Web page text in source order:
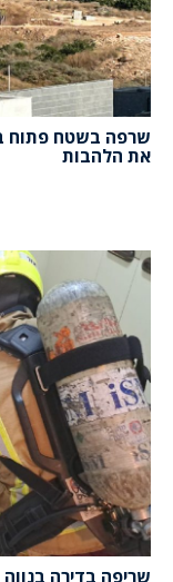
שרפה בשטח פתוח
את הלהבות
שריפה בדירה